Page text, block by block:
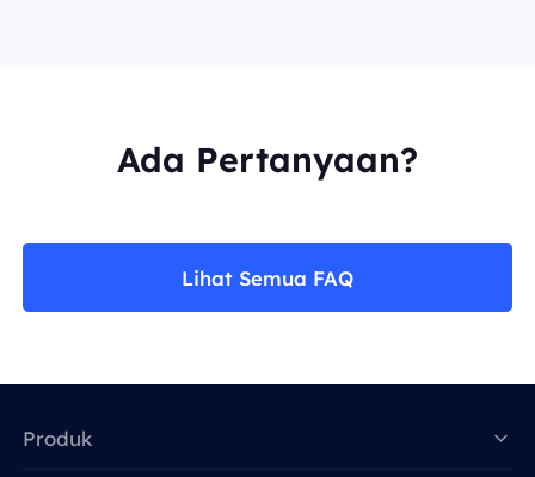
Ada Pertanyaan?
Lihat Semua FAQ
Produk